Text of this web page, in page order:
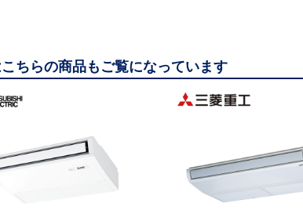
ちらの商品もご覧になっています